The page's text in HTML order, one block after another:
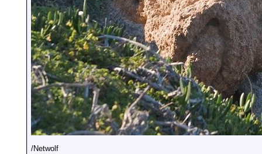
/Netwolf